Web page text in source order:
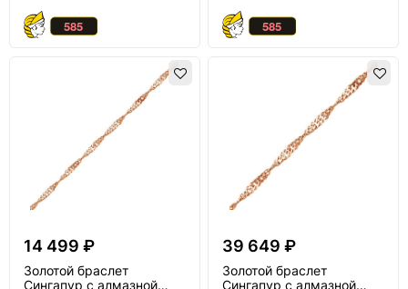
14 499 ₽
Золотой браслет
Сингапур с алмазной
39 649 ₽
Золотой браслет
Сингапур с алмазной